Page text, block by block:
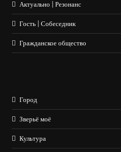
Актуально | Резонанс
Гость | Собеседник
Гражданское общество
Город
Зверьё моё
Культура